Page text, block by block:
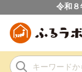
令和８